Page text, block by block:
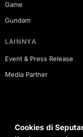
Cookies di
Game
Gundam
LAINNYA
Event & Press Release
Media Partner